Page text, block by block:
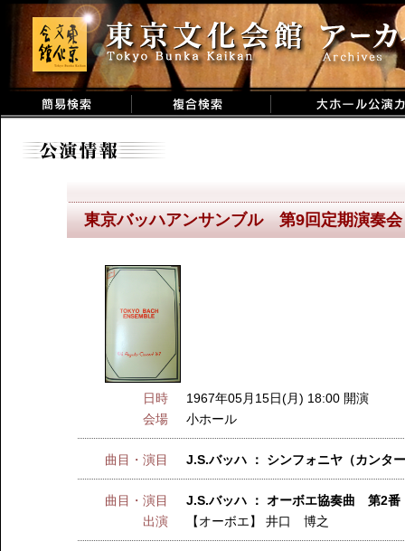
東京バッハアンサンブル 第9回定期演奏会
日時
1967年05月15日(月) 18:00 開演
会場
小ホール
曲目・演目 J.S.バッハ ： シンフォニヤ（カンタ
曲目・演目
J.S.バッハ ： オーボエ協奏曲 第2
出演
【オーボエ】井口 博之